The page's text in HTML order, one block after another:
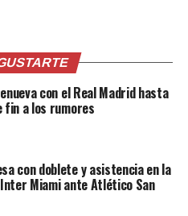
Faitelson: “El Cuscatlán”
presiona, es un estadio
con el Real Madrid hasta
fin a los rumores
con doblete y asistencia en la
Miami ante Atlético San